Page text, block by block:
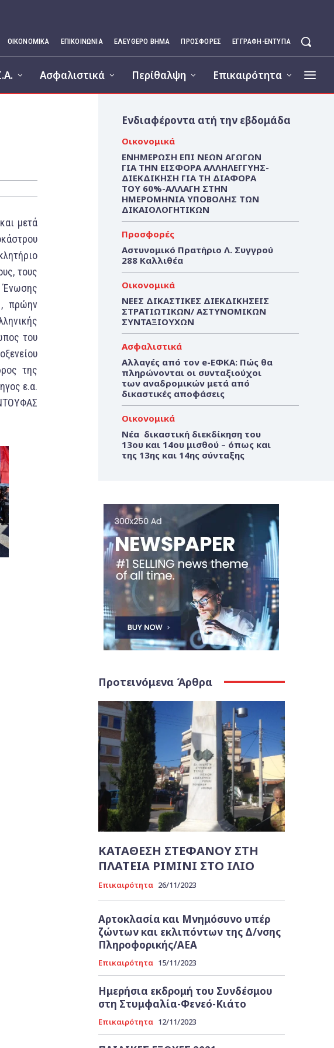
ΟΙΚΟΝΟΜΙΚΆ ΕΠΙΚΟΙΝΩΝΊΑ ΕΛΕΥΘΕΡΟ ΒΗΜΑ ΠΡΟΣΦΟΡΕΣ ΕΓΓΡΑΦΉ-ΈΝΤΥΠΑ
Ασφαλιστικά Περίθαλψη Επικαιρότητα
μετά
τους
Ένωσης
πρώην
του
της
ε.α.
Ενδιαφέροντα ατή την εβδομάδα
Οικονομικά
ΕΝΗΜΕΡΩΣΗ ΕΠΙ ΝΕΩΝ ΑΓΩΓΩΝ
ΓΙΑ ΤΗΝ ΕΙΣΦΟΡΑ ΑΛΛΗΛΕΓΓΥΗΣ-
ΔΙΕΚΔΙΚΗΣΗ ΓΙΑ ΤΗ ΔΙΑΦΟΡΑ
ΤΟΥ 60%-ΑΛΛΑΓΗ ΣΤΗΝ
ΗΜΕΡΟΜΗΝΙΑ ΥΠΟΒΟΛΗΣ ΤΩΝ
ΔΙΚΑΙΟΛΟΓΗΤΙΚΩΝ
Προσφορές
Αστυνομικό Πρατήριο Λ. Συγγρού
288 Καλλιθέα
Οικονομικά
ΝΕΕΣ ΔΙΚΑΣΤΙΚΕΣ ΔΙΕΚΔΙΚΗΣΕΙΣ
ΣΤΡΑΤΙΩΤΙΚΩΝ/ ΑΣΤΥΝΟΜΙΚΩΝ
ΣΥΝΤΑΞΙΟΥΧΩΝ
Ασφαλιστικά
Αλλαγές από τον e-ΕΦΚΑ: Πώς θα
πληρώνονται οι συνταξιούχοι
των αναδρομικών μετά από
δικαστικές αποφάσεις
Οικονομικά
Νέα δικαστική διεκδίκηση του
13ου και 14ου μισθού – όπως και
της 13ης και 14ης σύνταξης
Προτεινόμενα Άρθρα
ΚΑΤΑΘΕΣΗ ΣΤΕΦΑΝΟΥ ΣΤΗ
ΠΛΑΤΕΙΑ ΡΙΜΙΝΙ ΣΤΟ ΙΛΙΟ
Επικαιρότητα 26/11/2023
Αρτοκλασία και Μνημόσυνο υπέρ
ζώντων και εκλιπόντων της Δ/νσης
Πληροφορικής/ΑΕΑ
Επικαιρότητα 15/11/2023
Ημερήσια εκδρομή του Συνδέσμου
στη Στυμφαλία-Φενεό-Κιάτο
Επικαιρότητα 12/11/2023